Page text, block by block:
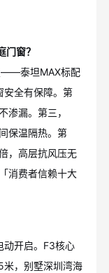
窗？
——泰坦MAX标配
全有保障。第
漏。第三，
保温隔热。第
，高层抗风压无
消费者信赖十大
动开启。F3核心
，别墅深圳湾海